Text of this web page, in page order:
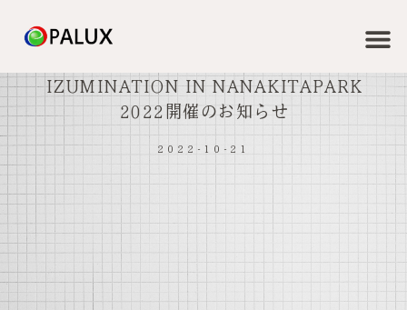
IZUMINATION IN NANAKITAPARK
2022開催のお知らせ
2022-10-21